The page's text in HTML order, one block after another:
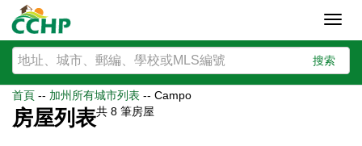
搜索
首頁 -- 加州所有城市列表 -- Campo
房屋列表共 8 筆房屋